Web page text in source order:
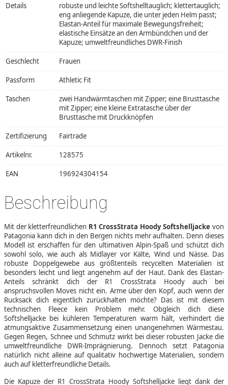
Details
robuste und leichte Softshelltauglich; klettertauglich;
eng anliegende Kapuze, die unter jeden Helm passt;
Elastan-Anteil für maximale Bewegungsfreiheit;
elastische Einsätze an den Armbündchen und der
Kapuze; umweltfreundliches DWR-Finish
Geschlecht Frauen
Passform Athletic Fit
Taschen
zwei Handwärmtaschen mit Zipper; eine Brusttasche
mit Zipper; eine kleine Extratasche über der
Brusttasche mit Druckknöpfen
Zertifizierung Fairtrade
Artikelnr. 128575
EAN 196924304154
Beschreibung
Mit der kletterfreundlichen R1 CrossStrata Hoody Softshelljacke von
Patagonia kann dich in den Bergen nichts mehr aufhalten. Denn dieses
Modell ist erschaffen für den ultimativen Alpin-Spaß und schützt dich
sowohl solo, wie auch als Midlayer vor Kälte, Wind und Nässe. Das
robuste Doppelgewebe aus größtenteils recycelten Materialien ist
besonders leicht und liegt angenehm auf der Haut. Dank des Elastan-
Anteils schränkt dich der R1 CrossStrata Hoody auch bei
anspruchsvollen Moves nicht ein. Arme über den Kopf, auch wenn der
Rucksack dich eigentlich zurückhalten möchte? Das ist mit diesem
technischen Fleece kein Problem mehr. Obgleich dich diese
Softshelljacke bei kühleren Temperaturen warm hält, verhindert die
atmungsaktive Zusammensetzung einen unangenehmen Wärmestau.
Gegen Regen, Schnee und Schmutz wirkt bei dieser robusten Jacke die
umweltfreundliche DWR-Imprägnierung. Dennoch setzt Patagonia
natürlich nicht alleine auf qualitativ hochwertige Materialien, sondern
auch auf kletterfreundliche Details.
Die Kapuze der R1 CrossStrata Hoody Softshelljacke liegt dank der